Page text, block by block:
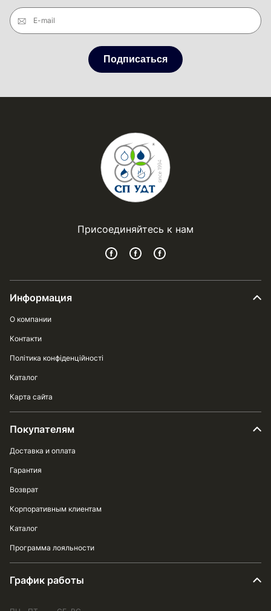
E-mail
Подписаться
Присоединяйтесь к нам
Информация
О компании
Контакти
Політика конфіденційності
Каталог
Карта сайта
Покупателям
Доставка и оплата
Гарантия
Возврат
Корпоративным клиентам
Каталог
Программа лояльности
График работы